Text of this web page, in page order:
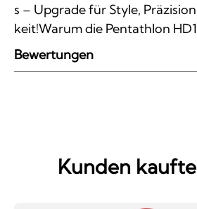
s – Upgrade für Style,
keit!Warum die Pentathlon
Bewertungen
Kunden